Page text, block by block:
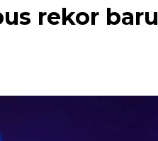
rekor baru